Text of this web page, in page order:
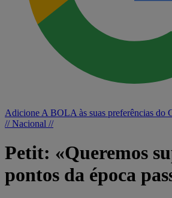
Adicione A BOLA às suas preferências do
// Nacional //
Petit: «Queremos
pontos da época